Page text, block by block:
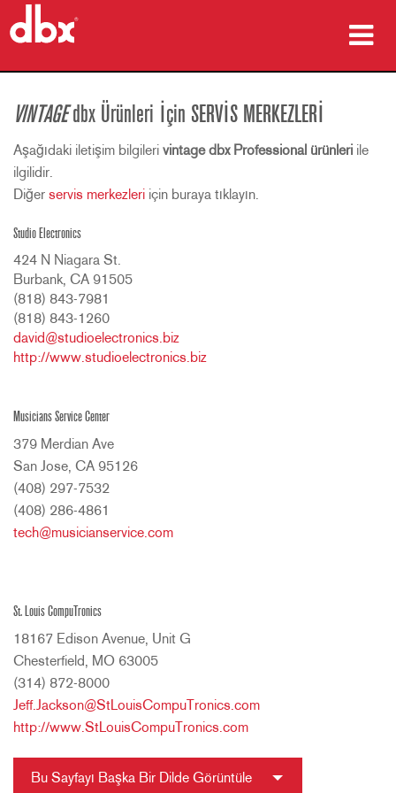
nereden satın alınır
destek
Dil/Bölge
VINTAGEdbx Ürünleri İçin SERVİS MERKEZLERİ
Aşağıdaki iletişim bilgileri vintage dbx Professional ürünleri ile
ilgilidir.
Diğer servis merkezleri için buraya tıklayın.
Studio Electronics
424 N Niagara St.
Burbank, CA 91505
(818) 843-7981
(818) 843-1260
david@studioelectronics.biz
http://www.studioelectronics.biz
Musicians Service Center
379 Merdian Ave
San Jose, CA 95126
(408) 297-7532
(408) 286-4861
tech@musicianservice.com
St. Louis CompuTronics
18167 Edison Avenue, Unit G
Chesterfield, MO 63005
(314) 872-8000
Jeff.Jackson@StLouisCompuTronics.com
http://www.StLouisCompuTronics.com
Bu Sayfayı Başka Bir Dilde Görüntüle